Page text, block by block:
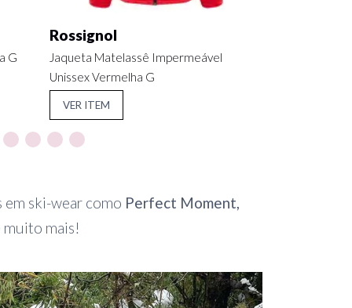
G
Rossignol
Jaqueta Matelassê Impermeável
Unissex Vermelha G
VER ITEM
em ski-wear como Perfect Moment
muito mais!